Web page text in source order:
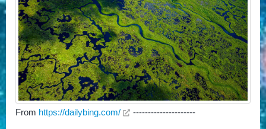
From https://dailybing.com/ ---------------------